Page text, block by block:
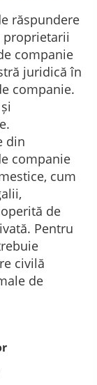
răspundere
proprietarii
companie
juridică în
companie.
din
companie
cum
de
Pentru
civilă
de